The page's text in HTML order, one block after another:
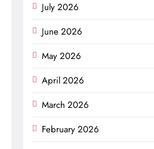
July 2026
June 2026
May 2026
April 2026
March 2026
February 2026